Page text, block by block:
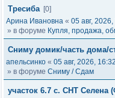
Тресиба [0]
Арина Ивановна « 05 авг,
» в форуме Купля, продажа,
Сниму домик/часть дома/
апельсинко « 05 авг, 2026, 16:32
» в форуме Сниму / Сдам
участок 6.7 с. СНТ Селена